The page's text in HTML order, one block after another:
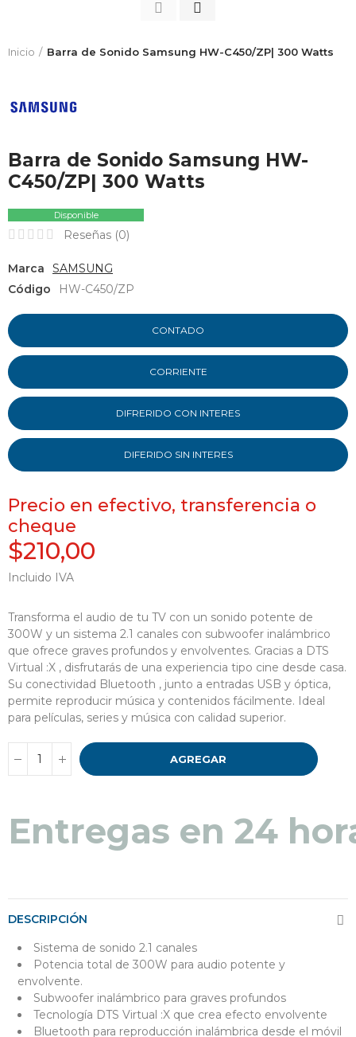
Inicio Barra de Sonido Samsung HW-C450/ZP| 300 Watts
Barra de Sonido Samsung HW-
C450/ZP| 300 Watts
Disponible
Reseñas (0)
Marca
SAMSUNG
Código
HW-C450/ZP
CONTADO
CORRIENTE
DIFRERIDO CON INTERES
DIFERIDO SIN INTERES
Precio en efectivo, transferencia o
cheque
$210,00
Incluido IVA
Transforma el audio de tu TV con un sonido potente de
300W y un sistema 2.1 canales con subwoofer inalámbrico
que ofrece graves profundos y envolventes. Gracias a DTS
Virtual :X , disfrutarás de una experiencia tipo cine desde casa.
Su conectividad Bluetooth , junto a entradas USB y óptica,
permite reproducir música y contenidos fácilmente. Ideal
para películas, series y música con calidad superior.
AGREGAR
Entregas en 24
DESCRIPCIÓN
Sistema de sonido 2.1 canales
Potencia total de 300W para audio potente y
envolvente.
Subwoofer inalámbrico para graves profundos
Tecnología DTS Virtual :X que crea efecto envolvente
Bluetooth para reproducción inalámbrica desde el móvil